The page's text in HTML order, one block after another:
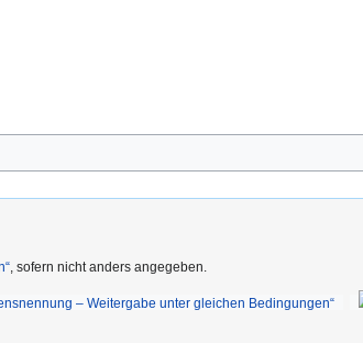
, sofern nicht anders angegeben.